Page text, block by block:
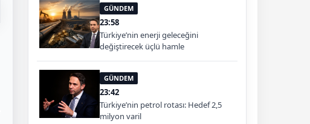
GÜNDEM
23:58
Türkiye’nin enerji geleceğini
değiştirecek üçlü hamle
GÜNDEM
23:42
Türkiye’nin petrol rotası: Hedef 2,5
milyon varil